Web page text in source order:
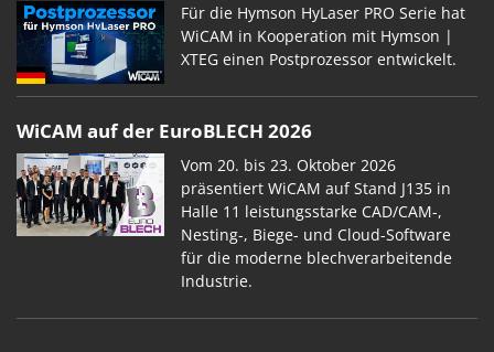
Für die Hymson HyLaser PRO Serie hat
WiCAM in Kooperation mit Hymson |
XTEG einen Postprozessor entwickelt.
WiCAM auf der EuroBLECH 2026
Vom 20. bis 23. Oktober 2026
präsentiert WiCAM auf Stand J135 in
Halle 11 leistungsstarke CAD/CAM-,
Nesting-, Biege- und Cloud-Software
für die moderne blechverarbeitende
Industrie.